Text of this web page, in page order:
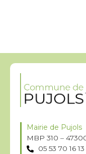
Mairie de Pujols
MBP 310 –
05 53 70 16 13